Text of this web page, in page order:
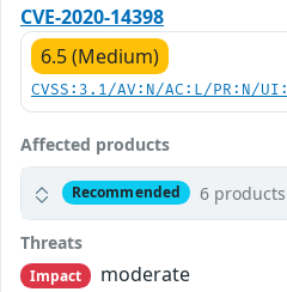
CVE-2020-14398
6.5 (Medium)
CVSS:3.1/AV:N/AC:L/PR:N/
Affected products
Recommended 6 products
Threats
Impact
moderate